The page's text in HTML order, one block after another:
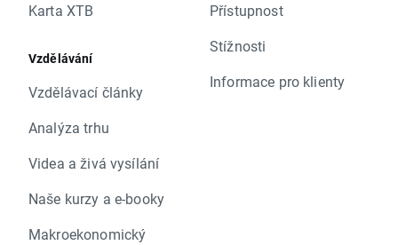
Karta XTB
Vzdělávání
Vzdělávací články
Analýza trhu
Videa a živá vysílání
Naše kurzy a e-booky
Makroekonomický
Přístupnost
Stížnosti
Informace pro klienty